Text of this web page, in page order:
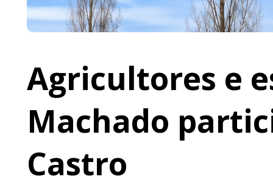
Agricultores e
Machado
Castro